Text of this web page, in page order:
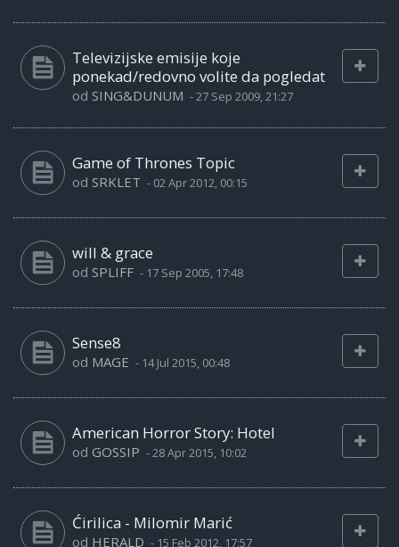
Televizijske emisije koje
ponekad/redovno volite da pogledat
od SING&DUNUM -27 Sep 2009, 21:27
Game of Thrones Topic
od SRKLET - 02 Apr 2012, 00:15
will & grace
od SPLIFF - 17 Sep 2005, 17:48
Sense8
od MAGE - 14 Jul 2015, 00:48
American Horror Story: Hotel
od GOSSIP -28 Apr 2015, 10:02
Ćirilica - Milomir Marić
od HERALD - 15 Feb 2012, 17:57